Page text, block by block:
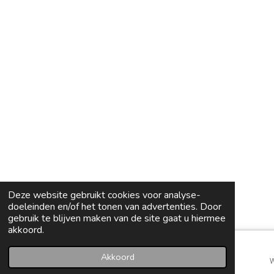
Deze website gebruikt cookies voor analyse-
doeleinden en/of het tonen van advertenties. Door
gebruik te blijven maken van de site gaat u hiermee
akkoord.
Akkoord
Kaart